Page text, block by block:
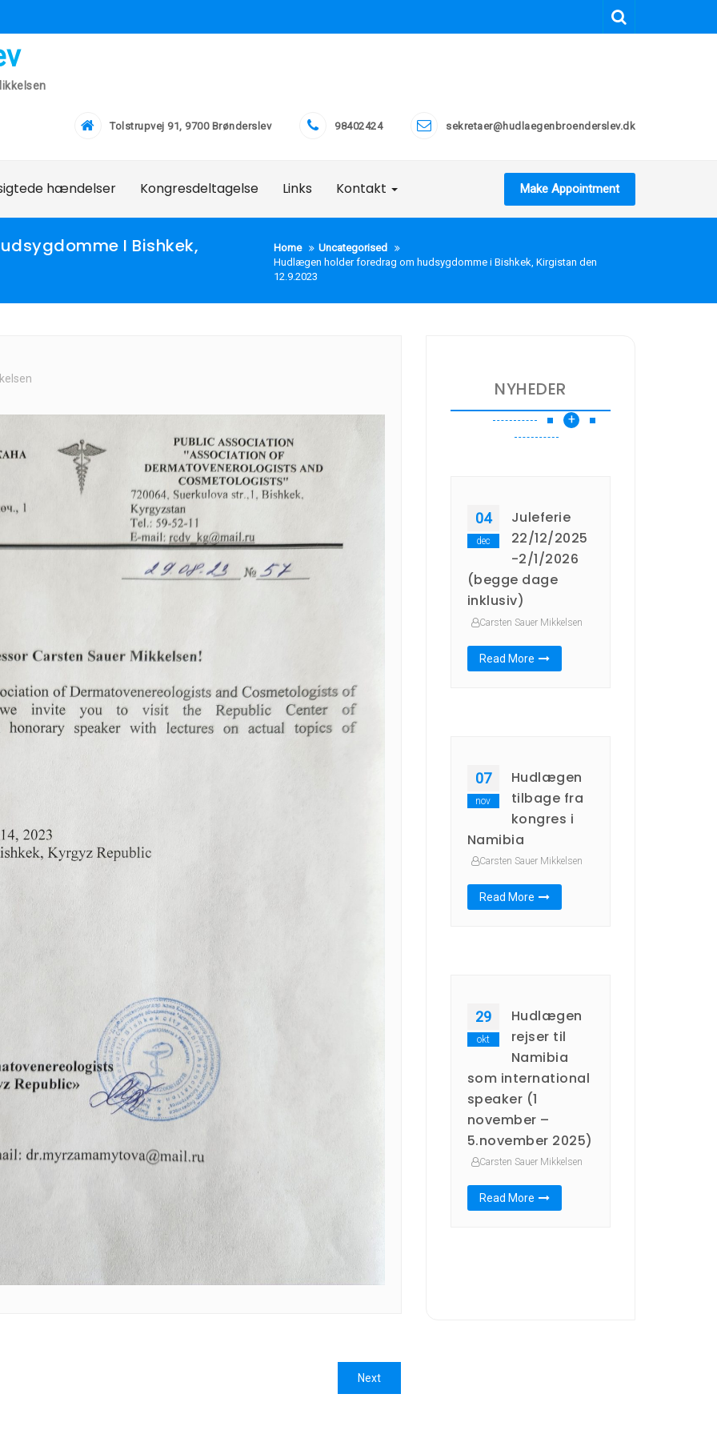
Tolstrupvej 91, 9700 Brønderslev 98402424 sekretaer@hudlaegenbroenderslev.dk
hændelser Kongresdeltagelse Links Kontakt Make Appointment
I Bishkek, Home
Uncategorised
Hudlægen holder foredrag om hudsygdomme i Bishkek, Kirgistan den
12.9.2023
NextNext
post:
NYHEDER
+
04
dec
Juleferie
22/12/2025
-2/1/2026
(begge dage
inklusiv)
Carsten Sauer Mikkelsen
Read More
07
nov
Hudlægen
tilbage fra
kongres i
Namibia
Carsten Sauer Mikkelsen
Read More
29
okt
Hudlægen
rejser til
Namibia
som international
speaker (1
november –
5.november 2025)
Carsten Sauer Mikkelsen
Read More